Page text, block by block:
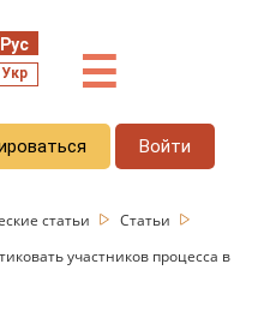
Рус
Укр ☰
Войти
статьи
Статьи
участников процесса в